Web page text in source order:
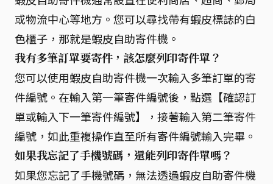
或物流中心等地方。您可以尋找帶有蝦皮標誌的白
色櫃子，那就是蝦皮自助寄件機。
我有多筆訂單要寄件，該怎麼列印寄件單？
您可以使用蝦皮自助寄件機一次輸入多筆訂單的寄
件編號。在輸入第一筆寄件編號後，點選【確認訂
單或輸入下一筆寄件編號】，接著輸入第二筆寄件
編號，如此重複操作直至所有寄件編號輸入完畢。
如果我忘記了手機號碼，還能列印寄件單嗎？
如果您忘記了手機號碼，無法透過蝦皮自助寄件機